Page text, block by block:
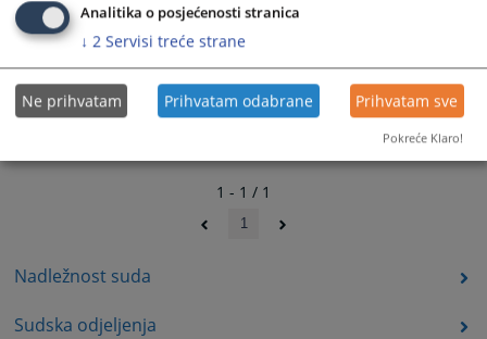
Nadležnost suda
Sudska odjeljenja
1 - 1 / 1
1
Analitika o posjećenosti stranica
↓ 2 Servisi treće strane
Ne prihvatam Prihvatam odabrane Prihvatam sve
Pokreće Klaro!